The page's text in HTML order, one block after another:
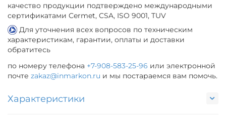
качество продукции подтверждено международными
сертификатами Cermet, CSA, ISO 9001, TUV
Для уточнения всех вопросов по техническим
характеристикам, гарантии, оплаты и доставки
обратитесь
по номеру телефона +7-908-583-25-96 или электронной
почтеzakaz@inmarkon.ru и мы постараемся вам помочь.
Характеристики